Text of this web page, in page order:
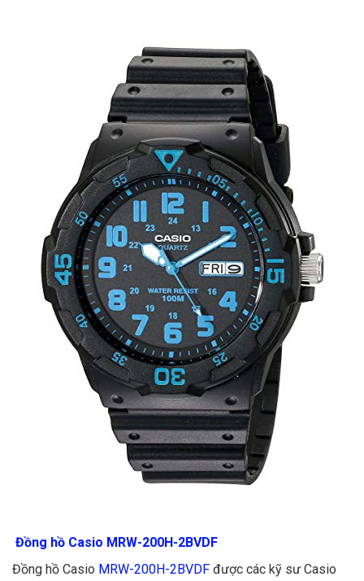
Đồng hồ Casio MRW-200H-2BVDF
Đồng hồ Casio MRW-200H-2BVDF được các kỹ sư Casio